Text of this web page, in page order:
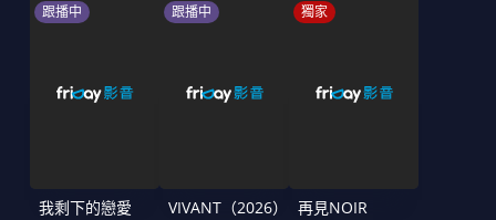
跟播中
我剩下的戀愛
跟播中
VIVANT（2026）
獨家
再見NOIR